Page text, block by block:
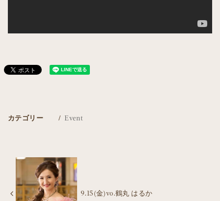
カテゴリー Event
9.15(金)vo.鶴丸 はるか